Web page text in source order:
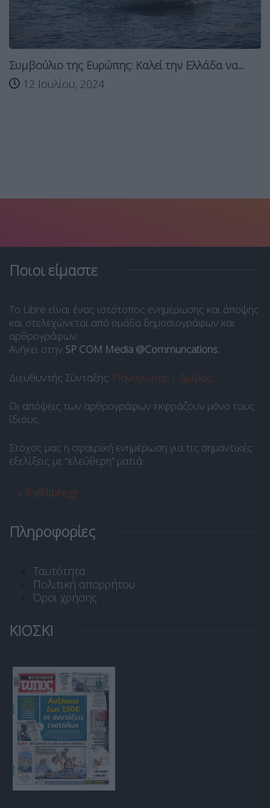
Συμβούλιο της Ευρώπης: Καλεί την Ελλάδα να...
12 Ιουλίου, 2024
Ποιοι είμαστε
Το Libre είναι ένας ιστότοπος ενημέρωσης και άποψης
και στελεχώνεται από ομάδα δημοσιογράφων και
αρθρογράφων.
Ανήκει στην SP COM Media @Communcations.
Διευθυντής Σύνταξης: Παναγιώτης Ι. Δρίβας.
Οι απόψεις των αρθρογράφων εκφράζουν μόνο τους
ίδιους.
Στόχος μας η σφαιρική ενημέρωση για τις σημαντικές
εξελίξεις με “ελεύθερη” ματιά.
info@libre.gr
Πληροφορίες
Ταυτότητα
Πολιτική απορρήτου
Όροι χρήσης
ΚΙΟΣΚΙ